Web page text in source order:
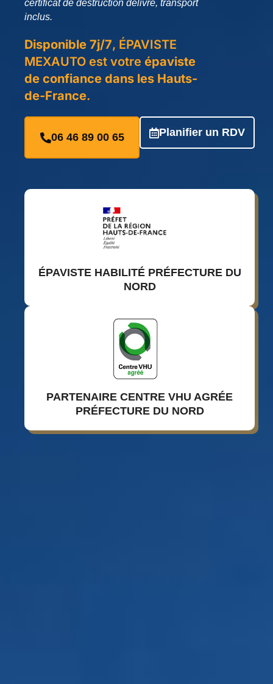
certificat de destruction délivré, transport
inclus.
Disponible 7j/7, ÉPAVISTE
MEXAUTO est votre épaviste
de confiance dans les Hauts-
de-France.
06 46 89 00 65 Planifier un RDV
ÉPAVISTE HABILITÉ PRÉFECTURE DU
NORD
PARTENAIRE CENTRE VHU AGRÉE
PRÉFECTURE DU NORD